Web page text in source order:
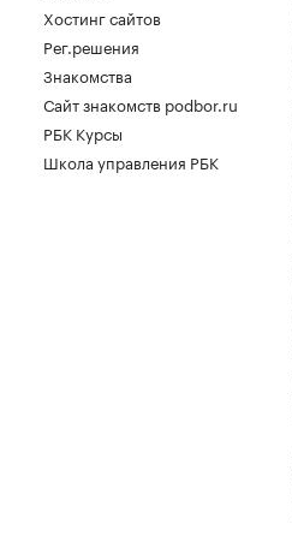
Хостинг сайтов
Рег.решения
Знакомства
Сайт знакомств podbor.ru
РБК Курсы
Школа управления РБК